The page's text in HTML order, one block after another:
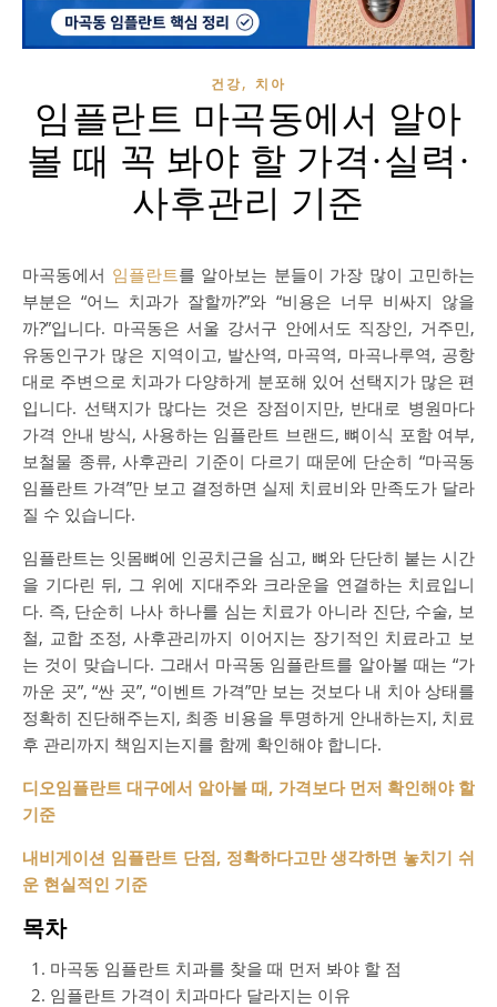
건강, 치아
임플란트 마곡동에서 알아
볼 때 꼭 봐야 할 가격·실력·
사후관리 기준
마곡동에서 임플란트를 알아보는 분들이 가장 많이 고민하는
부분은 “어느 치과가 잘할까?”와 “비용은 너무 비싸지 않을
까?”입니다. 마곡동은 서울 강서구 안에서도 직장인, 거주민,
유동인구가 많은 지역이고, 발산역, 마곡역, 마곡나루역, 공항
대로 주변으로 치과가 다양하게 분포해 있어 선택지가 많은 편
입니다. 선택지가 많다는 것은 장점이지만, 반대로 병원마다
가격 안내 방식, 사용하는 임플란트 브랜드, 뼈이식 포함 여부,
보철물 종류, 사후관리 기준이 다르기 때문에 단순히 “마곡동
임플란트 가격”만 보고 결정하면 실제 치료비와 만족도가 달라
질 수 있습니다.
임플란트는 잇몸뼈에 인공치근을 심고, 뼈와 단단히 붙는 시간
을 기다린 뒤, 그 위에 지대주와 크라운을 연결하는 치료입니
다. 즉, 단순히 나사 하나를 심는 치료가 아니라 진단, 수술, 보
철, 교합 조정, 사후관리까지 이어지는 장기적인 치료라고 보
는 것이 맞습니다. 그래서 마곡동 임플란트를 알아볼 때는 “가
까운 곳”, “싼 곳”, “이벤트 가격”만 보는 것보다 내 치아 상태를
정확히 진단해주는지, 최종 비용을 투명하게 안내하는지, 치료
후 관리까지 책임지는지를 함께 확인해야 합니다.
디오임플란트 대구에서 알아볼 때, 가격보다 먼저 확인해야 할
기준
내비게이션 임플란트 단점, 정확하다고만 생각하면 놓치기 쉬
운 현실적인 기준
목차
마곡동 임플란트 치과를 찾을 때 먼저 봐야 할 점
임플란트 가격이 치과마다 달라지는 이유